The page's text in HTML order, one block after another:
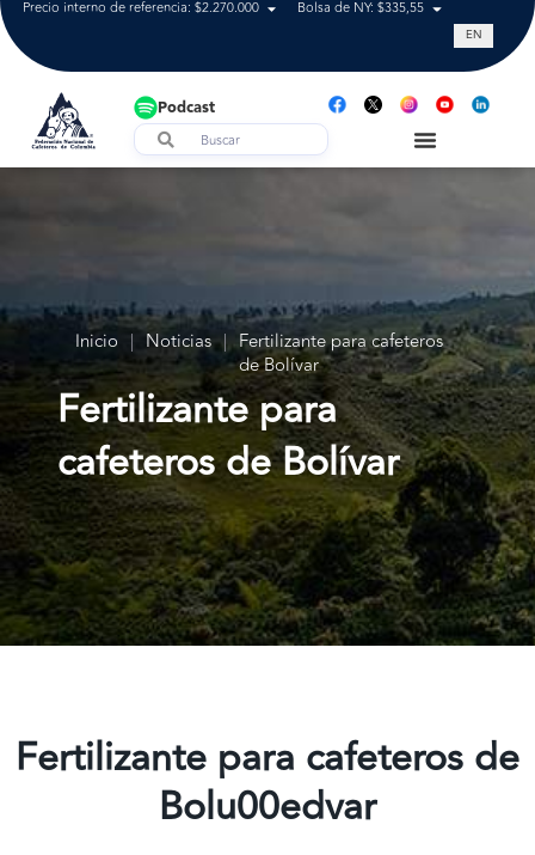
Precio interno de referencia: $2.270.000 Bolsa de NY: $335,55 Tasa de
EN
Podcast
Inicio | Noticias | Fertilizante para cafeteros
de Bolívar
Fertilizante para
cafeteros de Bolívar
Fertilizante para cafeteros de
Bolu00edvar